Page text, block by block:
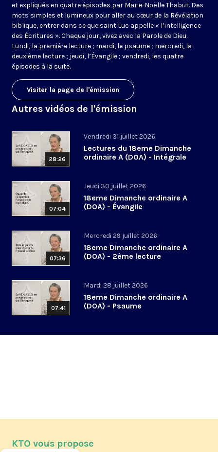
et expliqués en quatre épisodes par Marie-Noëlle Thabut. Des
mots simples et lumineux pour aller au cœur de la Révélation
biblique, entrer dans ce que saint Luc appelle « l’intelligence
des Écritures ». Chaque jour, vivez avec la Parole de Dieu.
Lundi, la première lecture ; mardi, le psaume ; mercredi, la
deuxième lecture ; jeudi, l’Évangile ; vendredi, les quatre
épisodes à la suite.
Visiter la page de l'émission
Autres vidéos de l'émission
28:26
Vendredi 31 juillet 2026
Lectures du 18eme Dimanche
ordinaire A (DOA) - Intégrale
07:04
Jeudi 30 juillet 2026
18eme Dimanche ordinaire A
(DOA) - Évangile
07:36
Mercredi 29 juillet 2026
18eme Dimanche ordinaire A
(DOA) - 2ème lecture
07:41
Mardi 28 juillet 2026
18eme Dimanche ordinaire A
(DOA) - Psaume
KTO vous propose